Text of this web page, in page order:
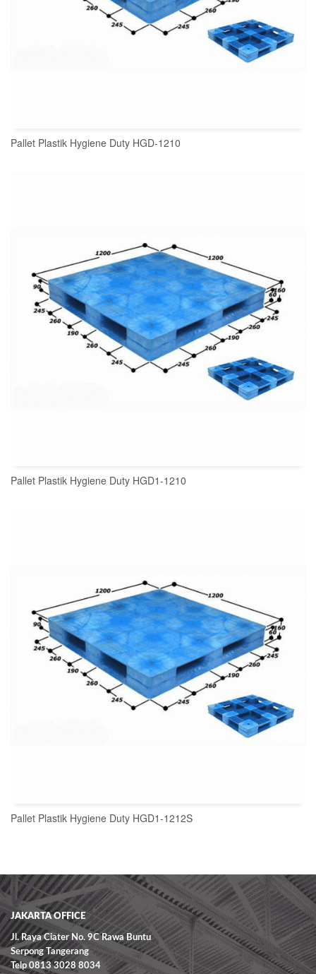
Pallet Plastik Hygiene Duty HGD-1210
Pallet Plastik Hygiene Duty HGD1-1210
READ MORE
Pallet Plastik Hygiene Duty HGD1-1212S
JAKARTA OFFICE
Jl. Raya Ciater No. 9C Rawa Buntu
Serpong Tangerang
Telp 0813 3028 8034